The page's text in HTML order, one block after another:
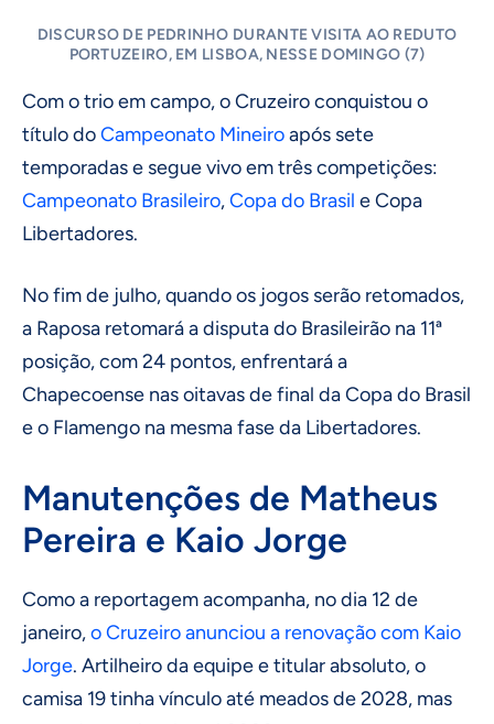
DISCURSO DE PEDRINHO DURANTE VISITA AO REDUTO
PORTUZEIRO, EM LISBOA, NESSE DOMINGO (7)
Com o trio em campo, o Cruzeiro conquistou o
título doCampeonato Mineiroapós sete
temporadas e segue vivo em três competições:
Campeonato Brasileiro,Copa do Brasil e Copa
Libertadores.
No fim de julho, quando os jogos serão retomados,
a Raposa retomará a disputa do Brasileirão na 11ª
posição, com 24 pontos, enfrentará a
Chapecoense nas oitavas de final da Copa do Brasil
e o Flamengo na mesma fase da Libertadores.
Manutenções de Matheus
Pereira e Kaio Jorge
Como a reportagem acompanha, no dia 12 de
janeiro,o Cruzeiro anunciou a renovação com Kaio
Jorge. Artilheiro da equipe e titular absoluto, o
camisa 19 tinha vínculo até meados de 2028, mas